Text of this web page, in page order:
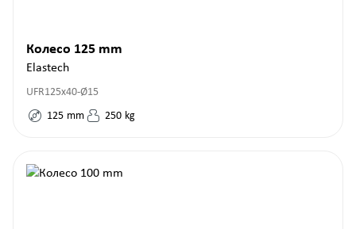
Колесо 125 mm
Elastech
UFR125x40-Ø15
125 mm 250 kg